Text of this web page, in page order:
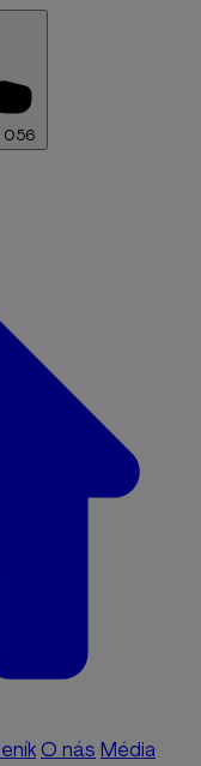
056
O nás Média